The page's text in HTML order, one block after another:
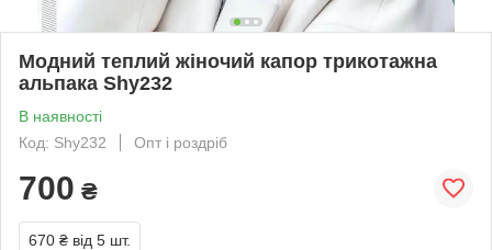
Модний теплий жіночий капор трикотажна
альпака Shy232
В наявності
Код: Shy232
Опт і роздріб
700 ₴
670 ₴ від 5 шт.